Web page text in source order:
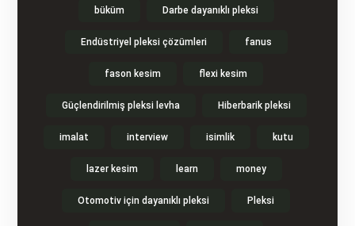
büküm Darbe dayanıklı pleksi
Endüstriyel pleksi çözümleri fanus
fason kesim flexi kesim
Güçlendirilmiş pleksi levha Hiberbarik pleksi
imalat interview isimlik kutu
lazer kesim learn money
Otomotiv için dayanıklı pleksi Pleksi